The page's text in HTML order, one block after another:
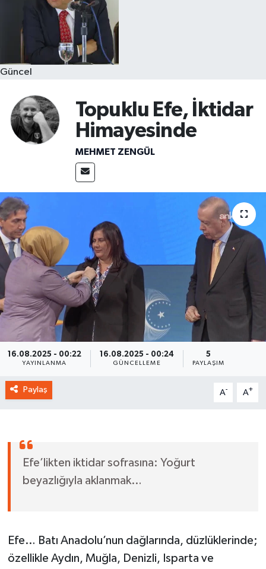
Güncel
Topuklu Efe, İktidar
Himayesinde
MEHMET ZENGÜL
16.08.2025 - 00:22
YAYINLANMA
16.08.2025 - 00:24
GÜNCELLEME
5
PAYLAŞIM
Paylaş A- A+
Efe’likten iktidar sofrasına: Yoğurt
beyazlığıyla aklanmak…
Efe… Batı Anadolu’nun dağlarında, düzlüklerinde;
özellikle Aydın, Muğla, Denizli, Isparta ve